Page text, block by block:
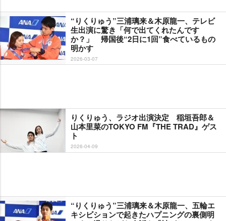
“りくりゅう”三浦璃来＆木原龍一、テレビ
生出演に驚き「何で出てくれたんです
か？」 帰国後“2日に1回”食べているもの
明かす
2026-03-07
りくりゅう、ラジオ出演決定 稲垣吾郎＆
山本里菜のTOKYO FM『THE TRAD』ゲス
ト
2026-04-09
“りくりゅう”三浦璃来＆木原龍一、五輪エ
キシビションで起きたハプニングの裏側明